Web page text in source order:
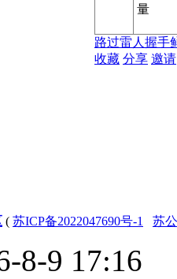
量
路过雷人 握手
收藏 分享 邀请
( 苏ICP备2022047690号-1 苏
8-9 17:16